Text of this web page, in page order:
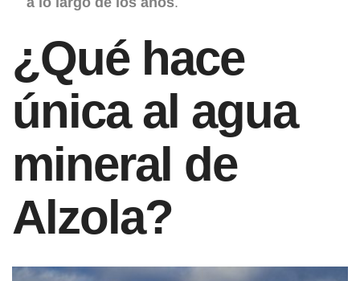
¿Qué hace
única al agua
mineral de
Alzola?